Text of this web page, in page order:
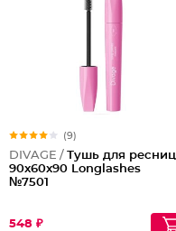
(9)
DIVAGE / Тушь для ресниц
90x60x90 Longlashes
№7501
548 ₽